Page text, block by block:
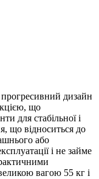
дизайн
що
для стабільної і
що відноситься до
або
і не займе
вагою 55 кг і